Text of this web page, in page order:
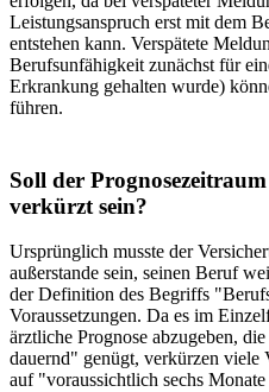
Leistungsanspruch erst mit dem
entstehen kann. Verspätete
Berufsunfähigkeit zunächst für
Erkrankung gehalten wurde)
führen.
Soll der
verkürzt sein?
Ursprünglich musste der
außerstande sein, seinen Beruf
der Definition des Begriffs
Voraussetzungen. Da es im
ärztliche Prognose abzugeben,
dauernd" genügt, verkürzen viele
auf "voraussichtlich sechs